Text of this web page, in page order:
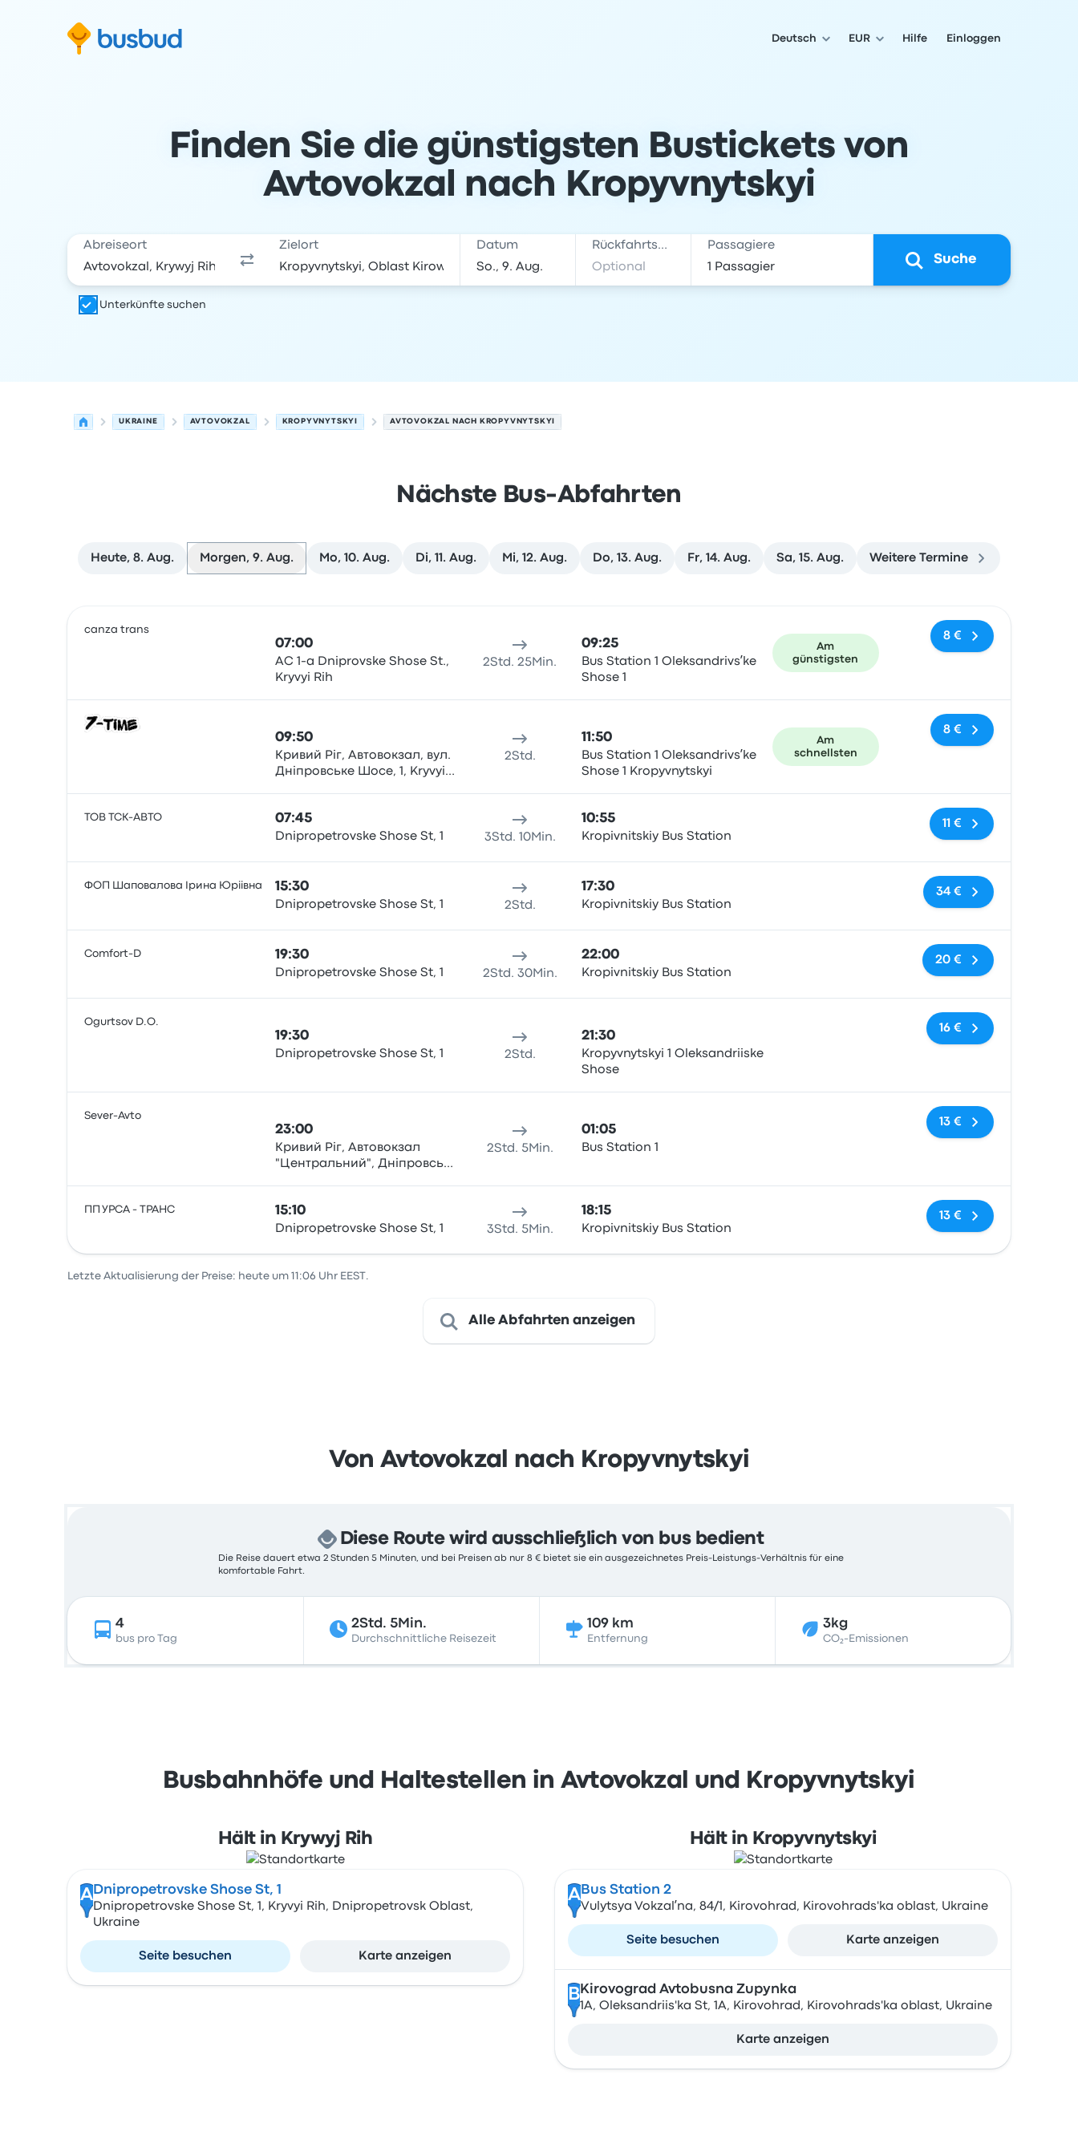
Suchformular springen
Zum Inhalt springen
Zur Fußzeile springen
Deutsch EUR Hilfe Einloggen
Finden Sie die günstigsten Bustickets von
Avtovokzal nach Kropyvnytskyi
Abreiseort Zielort Datum Rückfahrtsdatum Passagiere
Suche
Unterkünfte suchen
UKRAINE AVTOVOKZAL KROPYVNYTSKYI AVTOVOKZAL NACH KROPYVNYTSKYI
Nächste Bus-Abfahrten
Heute, 8. Aug. Morgen, 9. Aug. Mo, 10. Aug. Di, 11. Aug. Mi, 12. Aug. Do, 13. Aug. Fr, 14. Aug. Sa, 15. Aug. Weitere Termine
canza trans
07:00
AC 1-a Dniprovske Shose St.,
Kryvyi Rih
2Std. 25Min.
09:25
Bus Station 1 Oleksandrivsʹke
Shose 1
Am
günstigsten
8 €
09:50
Кривий Ріг, Автовокзал, вул.
Дніпровське Шосе, 1, Kryvyi
2Std.
11:50
Bus Station 1 Oleksandrivsʹke
Shose 1 Kropyvnytskyi
Am
schnellsten
8 €
ТОВ ТСК-АВТО 07:45
Dnipropetrovske Shose St, 1 3Std. 10Min.
10:55
Kropivnitskiy Bus Station
Keine Tags
11 €
ФОП Шаповалова Iрина Юрiiвна 15:30
Dnipropetrovske Shose St, 1 2Std.
17:30
Kropivnitskiy Bus Station
Keine Tags
34 €
Comfort-D 19:30
Dnipropetrovske Shose St, 1 2Std. 30Min.
22:00
Kropivnitskiy Bus Station
Keine Tags
20 €
Ogurtsov D.O.
19:30
Dnipropetrovske Shose St, 1 2Std.
21:30
Kropyvnytskyi 1 Oleksandriiske
Shose
Keine Tags
16 €
Sever-Avto
23:00
Кривий Ріг, Автовокзал
"Центральний", Дніпровське
2Std. 5Min.
01:05
Bus Station 1
Keine Tags
13 €
ПП УРСА - ТРАНС 15:10
Dnipropetrovske Shose St, 1 3Std. 5Min.
18:15
Kropivnitskiy Bus Station
Keine Tags
13 €
Letzte Aktualisierung der Preise: heute um 11:06 Uhr EEST.
Alle Abfahrten anzeigen
Von Avtovokzal nach Kropyvnytskyi
Diese Route wird ausschließlich von bus bedient
Die Reise dauert etwa 2 Stunden 5 Minuten, und bei Preisen ab nur 8 € bietet sie ein ausgezeichnetes Preis-Leistungs-Verhältnis für eine
komfortable Fahrt.
4
bus pro Tag
2Std. 5Min.
Durchschnittliche Reisezeit
109 km
Entfernung
3kg
CO₂-Emissionen
Busbahnhöfe und Haltestellen in Avtovokzal und Kropyvnytskyi
Hält in Krywyj Rih
A Dnipropetrovske Shose St, 1
Dnipropetrovske Shose St, 1, Kryvyi Rih, Dnipropetrovsk Oblast,
Ukraine
Seite besuchen Karte anzeigen
Hält in Kropyvnytskyi
A Bus Station 2
Vulytsya Vokzalʹna, 84/1, Kirovohrad, Kirovohrads'ka oblast, Ukraine
Seite besuchen Karte anzeigen
B Kirovograd Avtobusna Zupynka
1A, Oleksandriis'ka St, 1А, Kirovohrad, Kirovohrads'ka oblast, Ukraine
Karte anzeigen